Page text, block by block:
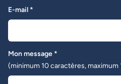
E-mail *
Mon message *
(minimum 10 caractères,